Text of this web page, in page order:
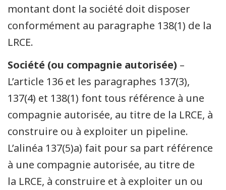
montant dont la société doit disposer
conformément au paragraphe 138(1) de la
LRCE.
Société (ou compagnie autorisée) –
L’article 136 et les paragraphes 137(3),
137(4) et 138(1) font tous référence à une
compagnie autorisée, au titre de la LRCE, à
construire ou à exploiter un pipeline.
L’alinéa 137(5)a) fait pour sa part référence
à une compagnie autorisée, au titre de
la LRCE, à construire et à exploiter un ou